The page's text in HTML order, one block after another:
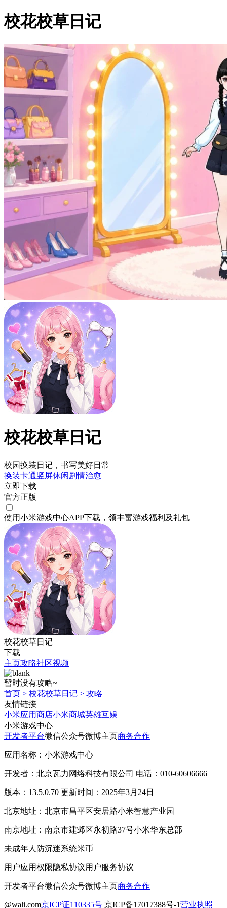
校花校草日记
校花校草日记
校园换装日记，书写美好日常
换装卡通竖屏休闲剧情治愈
立即下载
官方正版
使用小米游戏中心APP下载 ，领丰富游戏福利 及礼包
校花校草日记
下载
主页攻略社区视频
暂时没有攻略~
首页 > 校花校草日记 > 攻略
友情链接
小米应用商店小米商城英雄互娱
小米游戏中心
开发者平台微信公众号微博主页商务合作
应用名称：小米游戏中心
开发者：北京瓦力网络科技有限公司 电话：010-60606666
版本：13.5.0.70 更新时间：2025年3月24日
北京地址：北京市昌平区安居路小米智慧产业园
南京地址：南京市建邺区永初路37号小米华东总部
未成年人防沉迷系统米币
用户应用权限隐私协议用户服务协议
开发者平台微信公众号微博主页商务合作
@wali.com京ICP证110335号 京ICP备17017388号-1营业执照